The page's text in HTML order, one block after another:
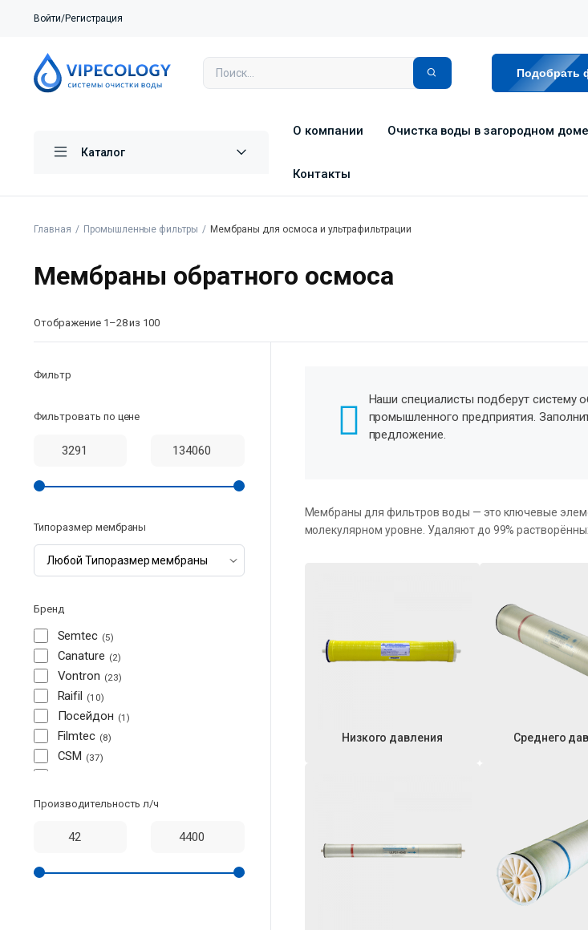
Войти/Регистрация
Подобрать
Каталог
О компании Очистка воды в загородном доме
Контакты
Главная Промышленные фильтры Мембраны для осмоса и ультрафильтрации
Мембраны обратного осмоса
Отображение 1–28 из 100
Наши специалисты подберут систему
промышленного предприятия.
предложение.
Мембраны для фильтров воды — это ключевые
молекулярном уровне. Удаляют до 99%
Низкого давления Среднего
Фильтр
Фильтровать по цене
Типоразмер мембраны
Бренд
Semtec 5
Canature 2
Vontron 23
Raifil 10
Посейдон 1
Filmtec 8
CSM 37
Производительность л/ч